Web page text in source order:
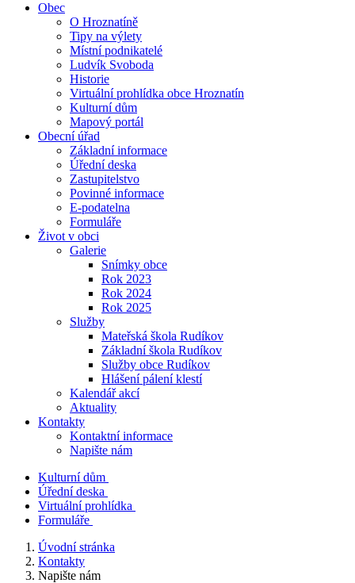
Obec
O Hroznatíně
Tipy na výlety
Místní podnikatelé
Ludvík Svoboda
Historie
Virtuální prohlídka obce Hroznatín
Kulturní dům
Mapový portál
Obecní úřad
Základní informace
Úřední deska
Zastupitelstvo
Povinné informace
E-podatelna
Formuláře
Život v obci
Galerie
Snímky obce
Rok 2023
Rok 2024
Rok 2025
Služby
Mateřská škola Rudíkov
Základní škola Rudíkov
Služby obce Rudíkov
Hlášení pálení klestí
Kalendář akcí
Aktuality
Kontakty
Kontaktní informace
Napište nám
Kulturní dům
Úřední deska
Virtuální prohlídka
Formuláře
Úvodní stránka
Kontakty
Napište nám